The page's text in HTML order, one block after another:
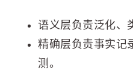
语义层负责泛化、
精确层负责事实记
测。